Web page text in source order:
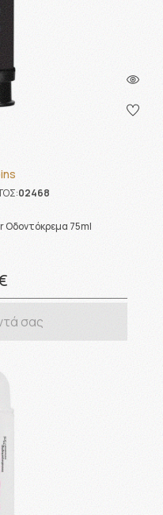
02468
Οδοντόκρεμα 75ml
σας